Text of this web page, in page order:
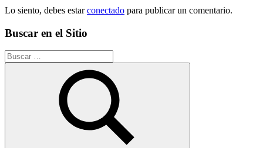
Lo siento, debes estarconectado para publicar un comentario.
Buscar en el Sitio
Buscar: